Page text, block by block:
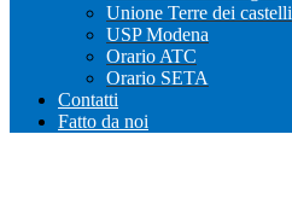
Unione Terre dei castelli
USP Modena
Orario ATC
Orario SETA
Contatti
Fatto da noi